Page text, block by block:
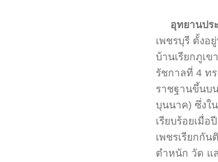
อุทยานปร
เพชรบุรี ตั้งอ
บ้านเรียกภูเข
รัชกาลที่ 4 ท
ราชฐานขึ้นบน
บุนนาค) ซึ่งใ
เรียบร้อยเมื่
เพชรเรียกกั
ตำหนัก วัด แ